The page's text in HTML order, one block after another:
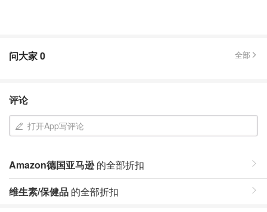
问大家0 全部
评论
打开App写评论
Amazon德国亚马逊的全部折扣
维生素/保健品 的全部折扣